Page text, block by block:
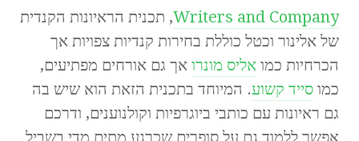
Writers and Company, תכנית הראיונות הקנדית
של אלינור וכטל כוללת בחירות קנדיות צפויות אך
הכרחיות כמו אליס מונרו אך גם אורחים מפתיעים,
כמו סייד קשוע. המיוחד בתכנית הזאת הוא שיש בה
גם ראיונות עם כותבי ביוגרפיות וקולנוענים, ודרכם
אפשר ללמוד גם על סופרים שכרגע מתים מדי בשביל